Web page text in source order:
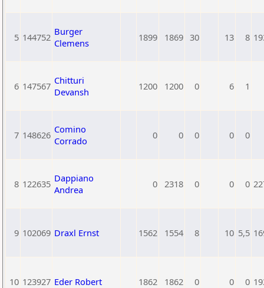
5 144752 Burger
Clemens
1899 1869 30 13 8
6 147567 Chitturi
Devansh
1200 1200 0 6 1
7 148626 Comino
Corrado
0 0 0 0 0
8 122635 Dappiano
Andrea
0 2318 0 0 0
9 102069 Draxl Ernst 1562 1554 8 10 5,5
10 123927 Eder Robert 1862 1862 0 0 0